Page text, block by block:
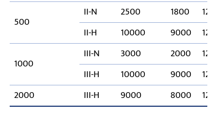
500
II-N 2500 1800
II-H
10000 9000
1000
III-N 3000 2000
III-H
10000 9000
2000
III-H 9000 8000